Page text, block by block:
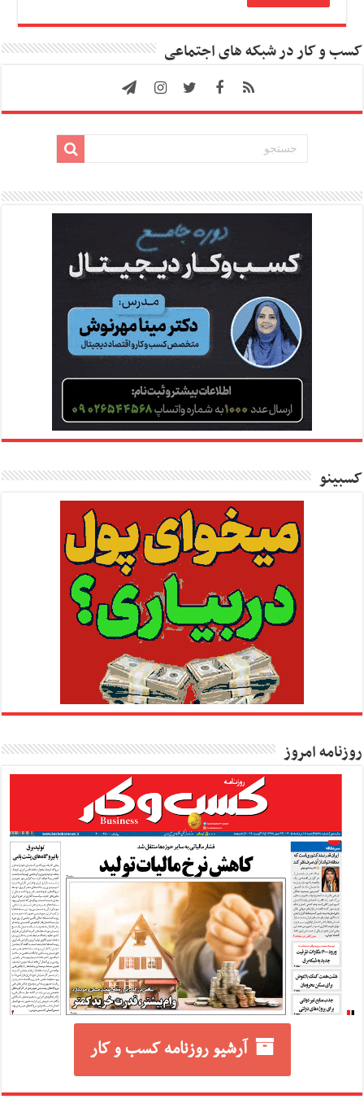
کسب و کار در شبکه های اجتماعی
کسبینو
روزنامه امروز
آرشیو روزنامه کسب و کار